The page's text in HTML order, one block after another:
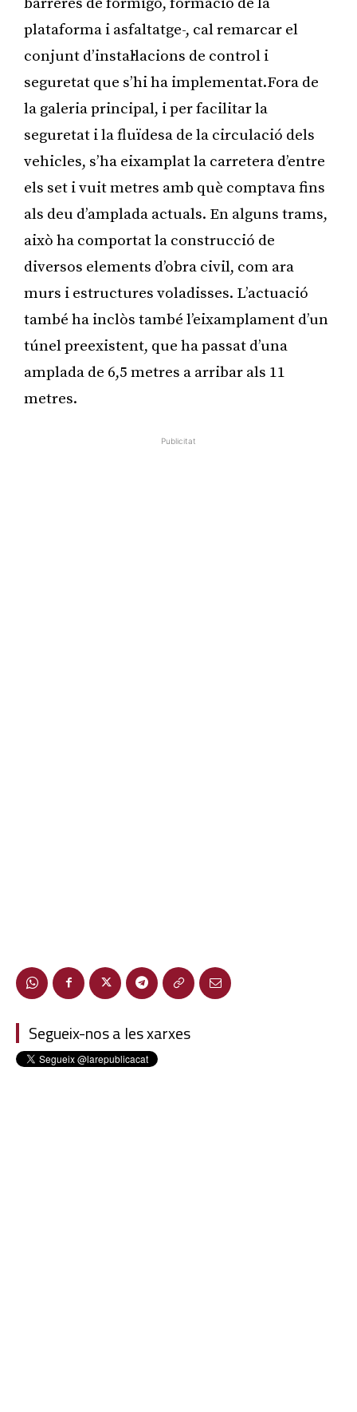
plataforma i asfaltatge-, cal remarcar el
conjunt d’instal·lacions de control i
seguretat que s’hi ha implementat.Fora de
la galeria principal, i per facilitar la
seguretat i la fluïdesa de la circulació dels
vehicles, s’ha eixamplat la carretera d’entre
els set i vuit metres amb què comptava fins
als deu d’amplada actuals. En alguns trams,
això ha comportat la construcció de
diversos elements d’obra civil, com ara
murs i estructures voladisses. L’actuació
també ha inclòs també l’eixamplament d’un
túnel preexistent, que ha passat d’una
amplada de 6,5 metres a arribar als 11
metres.
Publicitat
Segueix-nos a les xarxes